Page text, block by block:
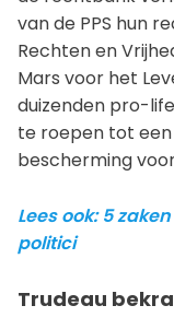
van de PPS hun
Rechten en
Mars voor het
duizenden pro-
te roepen tot
bescherming
Lees ook: 5
politici
Trudeau